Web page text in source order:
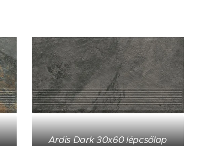
Ardis Dark 30x60 lépcsőlap